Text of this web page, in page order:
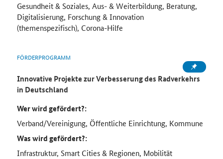
Gesundheit & Soziales, Aus- & Weiterbildung, Beratung,
Digitalisierung, Forschung & Innovation
(themenspezifisch), Corona-Hilfe
FÖRDERPROGRAMM
Innovative Projekte zur Verbesserung des Radverkehrs
in Deutschland
Wer wird gefördert?:
Verband/Vereinigung, Öffentliche Einrichtung, Kommune
Was wird gefördert?:
Infrastruktur, Smart Cities & Regionen, Mobilität